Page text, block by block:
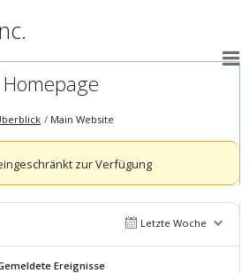
Homepage
Main Website
zur Verfügung
Letzte Woche
Ereignisse